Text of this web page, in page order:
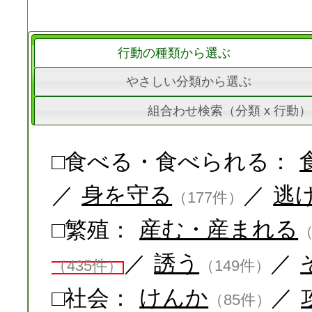
行動の種類から選ぶ
やさしい分類から選ぶ
組合わせ検索（分類 x 行動）
□食べる・食べられる：
／ 身を守る （177件） ／ 逃
□繁殖：
産む・産まれる
（435件） ／ 誘う （149件） ／
□社会：
けんか （85件） ／